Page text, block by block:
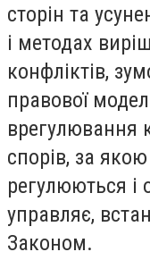
сторін та
і методах
конфліктів,
правової
врегулювання
спорів, за
регулюються і
управляє,
Законом.